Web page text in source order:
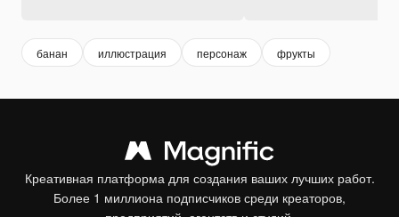
банан иллюстрация персонаж фрукты
Креативная платформа для создания ваших лучших работ.
Более 1 миллиона подписчиков среди креаторов,